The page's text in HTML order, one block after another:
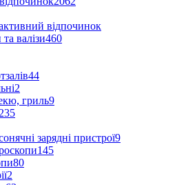
відпочинок
валізи460
44
2
гриль9
235
зарядні пристрої9
145
80
2